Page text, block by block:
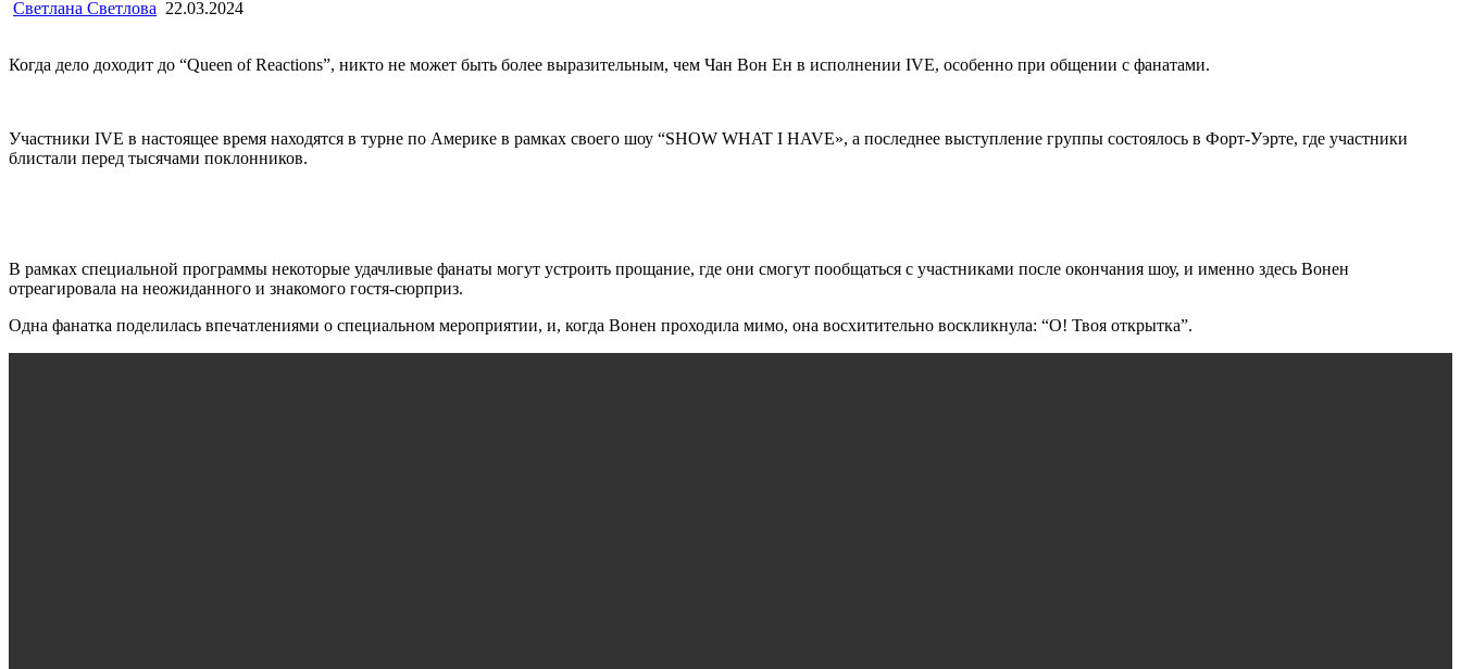
Светлана Светлова 22.03.2024
Когда дело доходит до “Queen of Reactions”, никто не может быть более выразительным, чем Чан Вон Ен в исполнении IVE, особенно при общении с фанатами.
Участники IVE в настоящее время находятся в турне по Америке в рамках своего шоу “SHOW WHAT I HAVE», а последнее выступление группы состоялось в Форт-Уэрте, где участники
блистали перед тысячами поклонников.
В рамках специальной программы некоторые удачливые фанаты могут устроить прощание, где они смогут пообщаться с участниками после окончания шоу, и именно здесь Вонен
отреагировала на неожиданного и знакомого гостя-сюрприз.
Одна фанатка поделилась впечатлениями о специальном мероприятии, и, когда Вонен проходила мимо, она восхитительно воскликнула: “О! Твоя открытка”.